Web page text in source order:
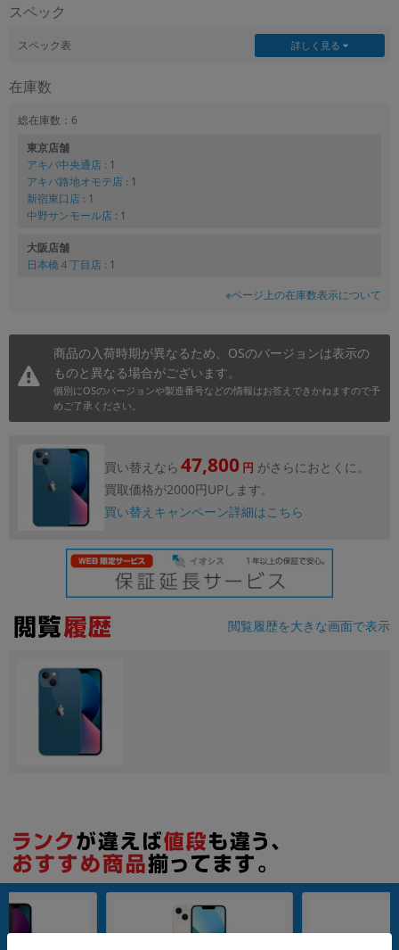
スペック
スペック表 詳しく見る
在庫数
総在庫数：6
東京店舗
アキバ中央通店 : 1
アキバ路地オモテ店 : 1
新宿東口店 : 1
中野サンモール店 : 1
大阪店舗
日本橋４丁目店 : 1
※ページ上の在庫数表示について
商品の入荷時期が異なるため、OSのバージョンは表示の
ものと異なる場合がございます。
個別にOSのバージョンや製造番号などの情報はお答えできかねますので予
めご了承ください。
買い替えなら 47,800 円 がさらにおとくに。
買取価格が2000円UPします。
買い替えキャンペーン詳細はこちら
閲覧履歴を大きな画面で表示